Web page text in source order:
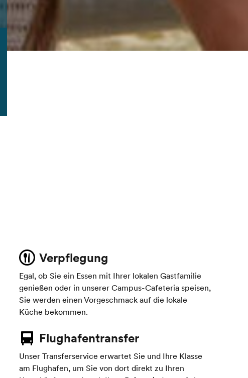
Verpflegung
Egal, ob Sie ein Essen mit Ihrer lokalen Gastfamilie
genießen oder in unserer Campus-Cafeteria speisen,
Sie werden einen Vorgeschmack auf die lokale
Küche bekommen.
Flughafentransfer
Unser Transferservice erwartet Sie und Ihre Klasse
am Flughafen, um Sie von dort direkt zu Ihren